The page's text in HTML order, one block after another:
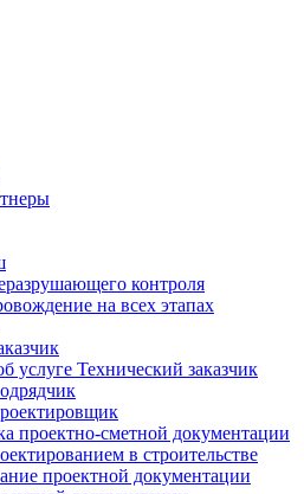
контроля
на всех этапах
услуге Технический заказчик
проектно-сметной документации
в строительстве
проектной документации